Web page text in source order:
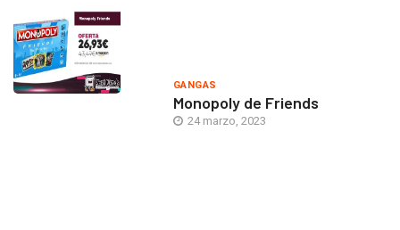
GANGAS
Monopoly de Friends
24 marzo, 2023